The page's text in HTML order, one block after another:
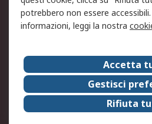
Etica e responsabilità
Chi Siamo
Chi Siamo
Supporto
Carriere
Press Centre
potrebbero non essere
informazioni, leggi la nostra
Accetta
Gestisci
Rifiuta